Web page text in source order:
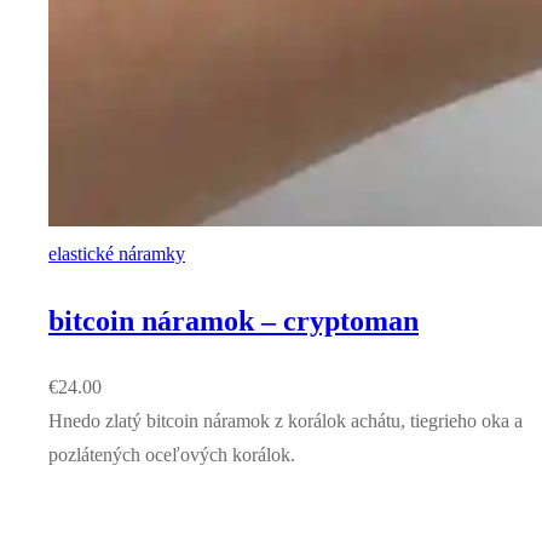
elastické náramky
bitcoin náramok – cryptoman
€24.00
Hnedo zlatý bitcoin náramok z korálok achátu, tiegrieho oka a
pozlátených oceľových korálok.